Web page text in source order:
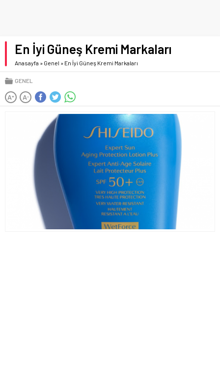
En İyi Güneş Kremi Markaları
Anasayfa » Genel » En İyi Güneş Kremi Markaları
GENEL
A+ A-